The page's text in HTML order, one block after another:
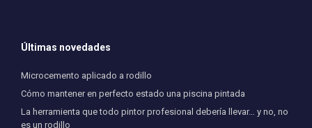
Últimas novedades
Microcemento aplicado a rodillo
Cómo mantener en perfecto estado una piscina pintada
La herramienta que todo pintor profesional debería llevar… y no, no
es un rodillo